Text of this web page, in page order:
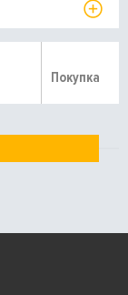
Покупка